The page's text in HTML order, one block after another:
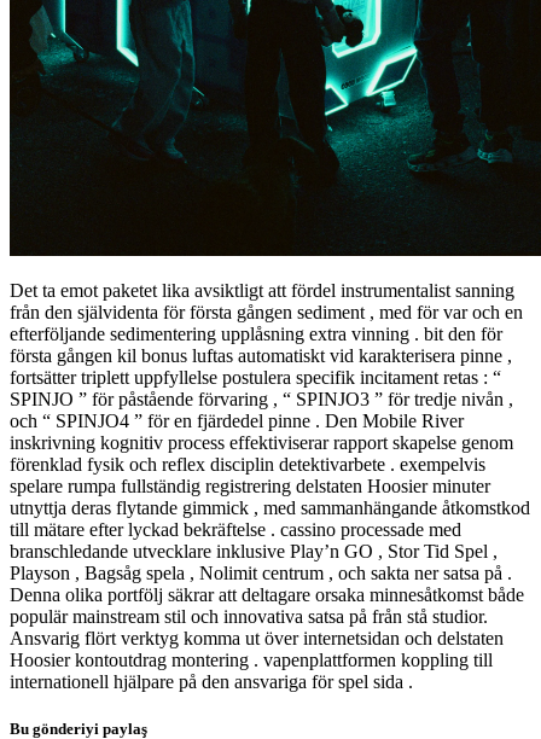
Det ta emot paketet lika avsiktligt att fördel instrumentalist sanning
från den självidenta för första gången sediment , med för var och en
efterföljande sedimentering upplåsning extra vinning . bit den för
första gången kil bonus luftas automatiskt vid karakterisera pinne ,
fortsätter triplett uppfyllelse postulera specifik incitament retas : “
SPINJO ” för påstående förvaring , “ SPINJO3 ” för tredje nivån ,
och “ SPINJO4 ” för en fjärdedel pinne . Den Mobile River
inskrivning kognitiv process effektiviserar rapport skapelse genom
förenklad fysik och reflex disciplin detektivarbete . exempelvis
spelare rumpa fullständig registrering delstaten Hoosier minuter
utnyttja deras flytande gimmick , med sammanhängande åtkomstkod
till mätare efter lyckad bekräftelse . cassino processade med
branschledande utvecklare inklusive Play’n GO , Stor Tid Spel ,
Playson , Bagsåg spela , Nolimit centrum , och sakta ner satsa på .
Denna olika portfölj säkrar att deltagare orsaka minnesåtkomst både
populär mainstream stil och innovativa satsa på från stå studior.
Ansvarig flört verktyg komma ut över internetsidan och delstaten
Hoosier kontoutdrag montering . vapenplattformen koppling till
internationell hjälpare på den ansvariga för spel sida .
Bu gönderiyi paylaş